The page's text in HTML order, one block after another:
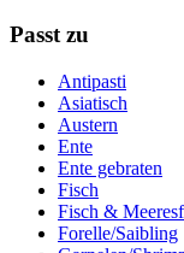
Passt zu
Antipasti
Asiatisch
Austern
Ente
Ente gebraten
Fisch
Fisch &
Forelle/Saibling